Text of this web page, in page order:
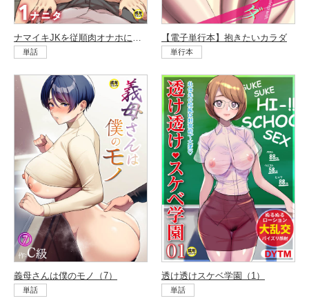
単話
【電子単行本】抱きたいカラダ
単行本
義母さんは僕のモノ（7）
単話
透け透けスケベ学園（1）
単話